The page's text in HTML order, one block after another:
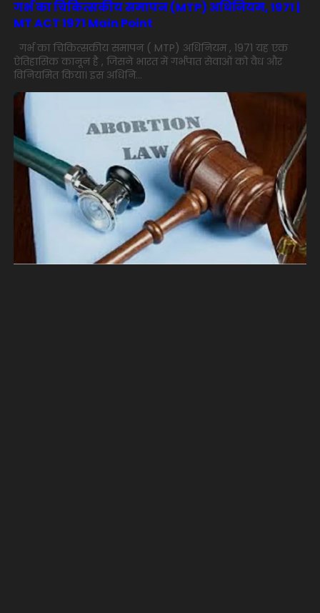
गर्भ का चिकित्सकीय समापन (MTP) अधिनियम, 1971 |
MT ACT 1971 Main Point
गर्भ का चिकित्सकीय समापन ( MTP) अधिनियम , 1971 यह एक
ऐतिहासिक कानून है , जिसने भारत में गर्भपात सेवाओं को वैध और
विनियमित किया। इस अधिनि...